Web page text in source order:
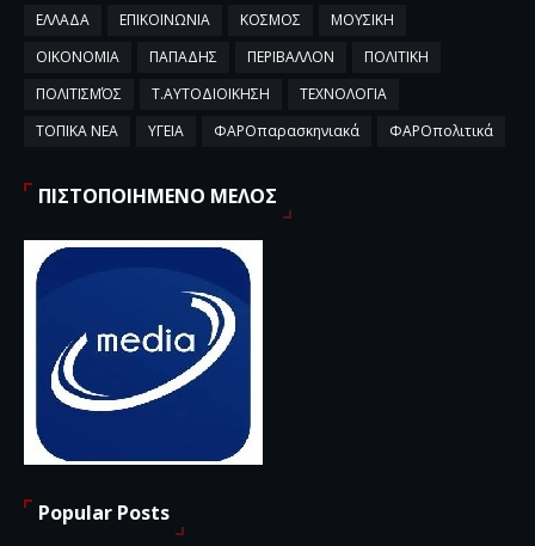
ΕΛΛΑΔΑ
ΕΠΙΚΟΙΝΩΝΙΑ ΚΟΣΜΟΣ
ΜΟΥΣΙΚΗ
ΟΙΚΟΝΟΜΙΑ
ΠΑΠΑΔΗΣ ΠΕΡΙΒΑΛΛΟΝ
ΠΟΛΙΤΙΚΗ
ΠΟΛΙΤΙΣΜΌΣ
Τ.ΑΥΤΟΔΙΟΙΚΗΣΗ
ΤΕΧΝΟΛΟΓΙΑ
ΤΟΠΙΚΑ ΝΕΑ
ΥΓΕΙΑ ΦΑΡΟπαρασκηνιακά ΦΑΡΟπολιτικά
ΠΙΣΤΟΠΟΙΗΜΕΝΟ ΜΕΛΟΣ
Popular Posts